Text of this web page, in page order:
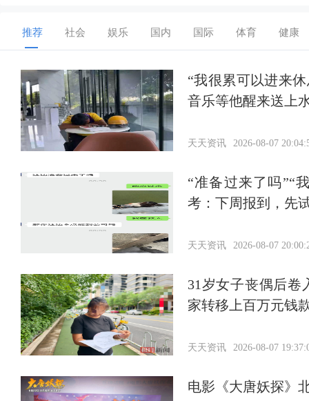
推荐 社会 娱乐 国内 国际 体育 健康
“我很累可以进来
音乐等他醒来送上
天天资讯 2026-08-07
“准备过来了吗”“
考：下周报到，先
天天资讯 2026-08-07
31岁女子丧偶后卷
家转移上百万元钱
天天资讯 2026-08-07
电影《大唐妖探》